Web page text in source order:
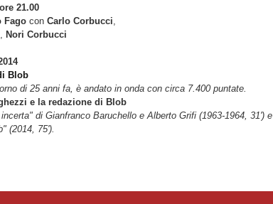
21.00
Fago con Carlo Corbucci,
, Nori Corbucci
Blob
di 25 anni fa, è andato in onda con circa 7.400 puntate.
e la redazione di Blob
di Gianfranco Baruchello e Alberto Grifi (1963-1964, 31') e
(2014, 75').